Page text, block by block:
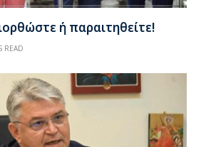
ή παραιτηθείτε!
READ